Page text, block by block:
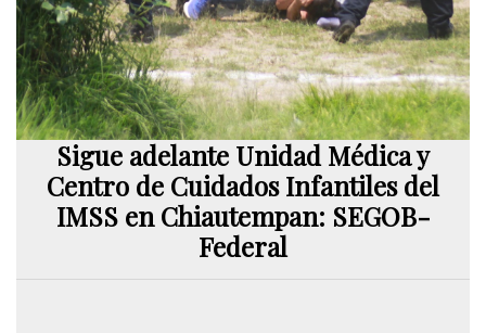
Sigue adelante Unidad Médica y
Centro de Cuidados Infantiles del
IMSS en Chiautempan: SEGOB-
Federal